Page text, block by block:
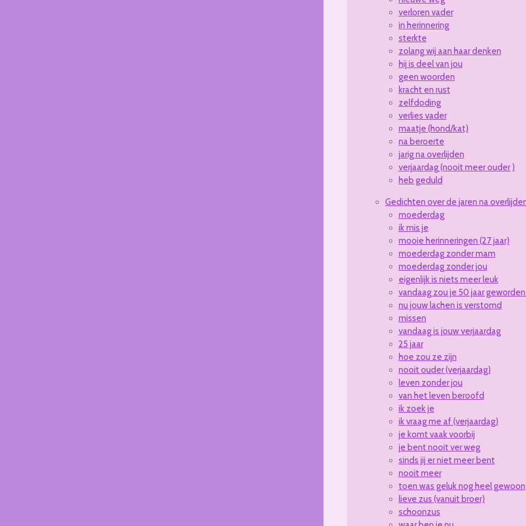
verloren vader
in herinnering
sterkte
zolang wij aan haar denken
hij is deel van jou
geen woorden
kracht en rust
zelfdoding
verlies vader
maatje (hond/kat)
na beroerte
jarig na overlijden
verjaardag (nooit meer ouder )
heb geduld
Gedichten over de jaren na
moederdag
ik mis je
mooie herinneringen (27 jaar)
moederdag zonder mam
moederdag zonder jou
eigenlijk is niets meer leuk
vandaag zou je 50 jaar
nu jouw lachen is verstomd
missen
vandaag is jouw verjaardag
25 jaar
hoe zou ze zijn
nooit ouder (verjaardag)
leven zonder jou
van het leven beroofd
ik zoek je
ik vraag me af (verjaardag)
je komt vaak voorbij
je bent nooit ver weg
sinds jij er niet meer bent
nooit meer
toen was geluk nog heel gewoon
lieve zus (vanuit broer)
schoonzus